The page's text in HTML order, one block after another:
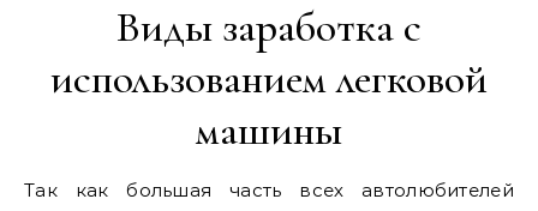
Виды заработка с
использованием легковой
машины
Так как большая часть всех автолюбителей